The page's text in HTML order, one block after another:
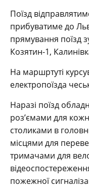
Поїзд
прибуватиме до
прямування поїзд
Козятин-1,
На маршртуті
електропоїзда
Наразі поїзд
роз’ємами для
столиками в
місцями для
тримачами для
пожежної